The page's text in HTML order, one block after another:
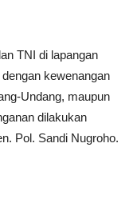
TNI di lapangan
kewenangan
Undang, maupun
dilakukan
Pol. Sandi Nugroho.